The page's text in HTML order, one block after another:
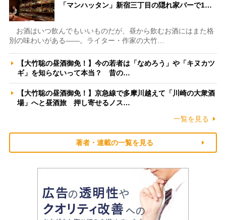
「マンハッタン」新宿三丁目の隠れ家バーで1…
お酒はいつ飲んでもいいものだが、昼から飲むお酒にはまた格
別の味わいがある――。ライター・作家の大竹…
【大竹聡の昼酒御免！】今の若者は「なめろう」や「キヌカツ
ギ」を知らないって本当？ 昔の…
【大竹聡の昼酒御免！】京急線で多摩川越えて「川崎の大衆酒
場」へと昼酒旅 押し寄せるノス…
一覧を見る
著者・連載の一覧を見る